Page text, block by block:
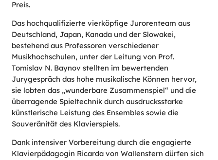
Preis.
Das hochqualifizierte vierköpfige Jurorenteam aus
Deutschland, Japan, Kanada und der Slowakei,
bestehend aus Professoren verschiedener
Musikhochschulen, unter der Leitung von Prof.
Tomislav N. Baynov stellten im bewertenden
Jurygespräch das hohe musikalische Können hervor,
sie lobten das „wunderbare Zusammenspiel“ und die
überragende Spieltechnik durch ausdrucksstarke
künstlerische Leistung des Ensembles sowie die
Souveränität des Klavierspiels.
Dank intensiver Vorbereitung durch die engagierte
Klavierpädagogin Ricarda von Wallenstern dürfen sich